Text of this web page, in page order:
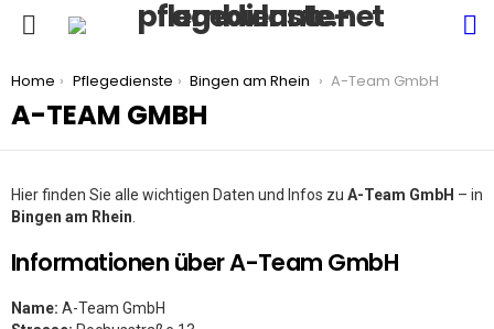
You are here:
Home Pflegedienste Bingen am Rhein A-Team GmbH
A-TEAM GMBH
Hier finden Sie alle wichtigen Daten und Infos zu A-Team GmbH – in
Bingen am Rhein
Informationen über A-Team GmbH
Name: A-Team GmbH